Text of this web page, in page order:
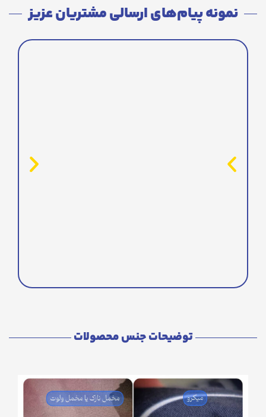
نمونه پیام‌های ارسالی مشتریان عزیز
توضیحات جنس محصولات